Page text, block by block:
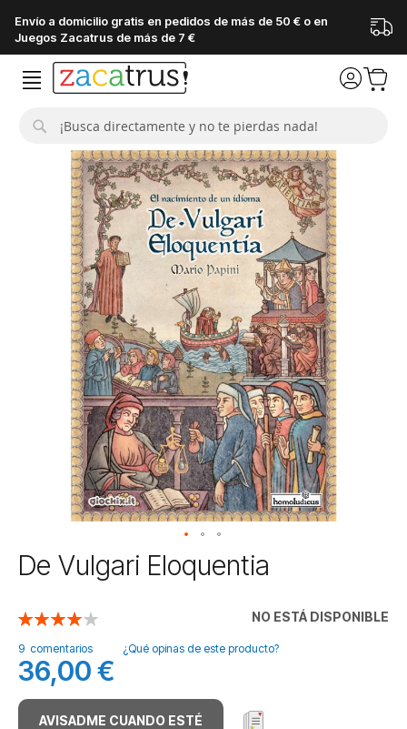
Envío a domicilio gratis en pedidos de más de 50 € o en
Juegos Zacatrus de más de 7 €
Buscar
imágenes
Saltar
al
de
la
galería
de
imágenes
De Vulgari Eloquentia
NO ESTÁ DISPONIBLE
Valoración:
9 comentarios ¿Qué opinas de este producto?
36,00 €
AVISADME CUANDO ESTÉ